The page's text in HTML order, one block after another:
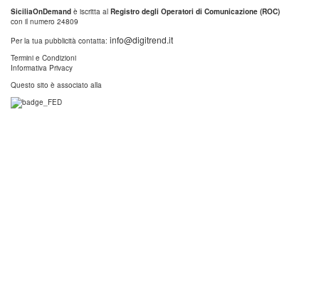
SiciliaOnDemand è iscritta al Registro degli Operatori di Comunicazione (ROC)
con il numero 24809
Per la tua pubblicità contatta: info@digitrend.it
Termini e Condizioni
Informativa Privacy
Questo sito è associato alla